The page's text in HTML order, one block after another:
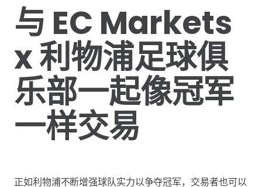
与 EC Markets
x 利物浦足球俱
乐部一起像冠军
一样交易
正如利物浦不断增强球队实力以争夺冠军，交易者也可以